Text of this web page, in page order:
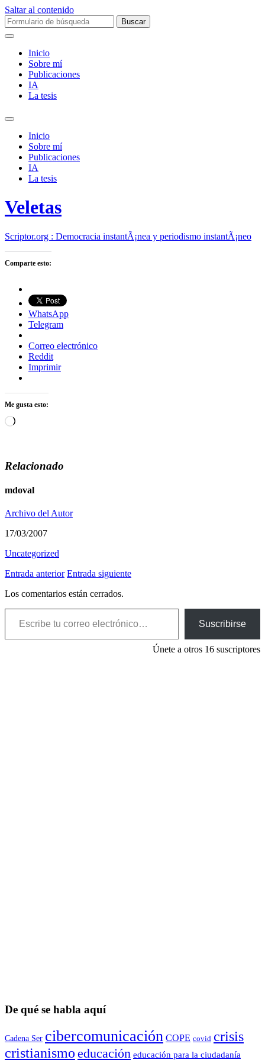
Saltar al contenido
Buscar:
Inicio
Sobre mí­
Publicaciones
IA
La tesis
Alternar
campo
búsqueda
Inicio
Sobre mí­
Publicaciones
IA
La tesis
Veletas
Scriptor.org : Democracia instantÃ¡nea y periodismo instantÃ¡neo
Comparte esto:
WhatsApp
Telegram
Correo electrónico
Reddit
Imprimir
Me gusta esto:
Cargando...
Relacionado
mdoval
Archivo del Autor
17/03/2007
Uncategorized
Entrada anterior Entrada siguiente
Los comentarios están cerrados.
Escribe tu correo electrónico…
Suscribirse
Únete a otros 16 suscriptores
De qué se habla aquí
Cadena Ser cibercomunicación COPE covid crisis
cristianismo educación educación para la ciudadaní­a